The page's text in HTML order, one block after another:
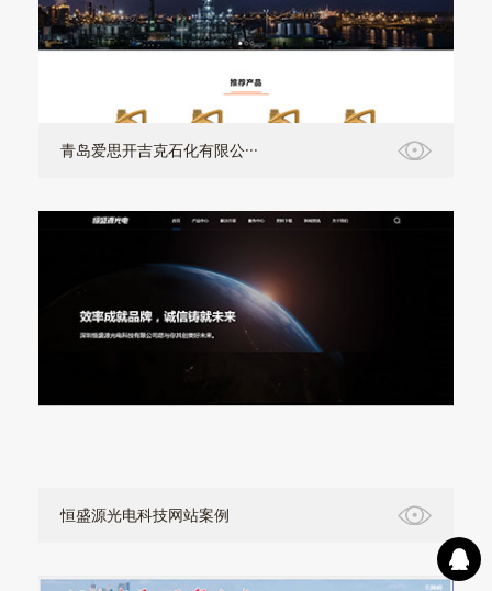
青岛爱思开吉克石化有限公···
恒盛源光电科技网站案例